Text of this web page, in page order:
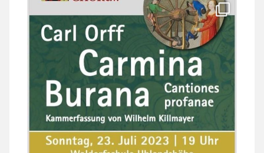
stuttgarter_oratorienchor
Juli 22